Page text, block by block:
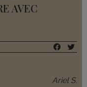
AVEC
Ariel S.